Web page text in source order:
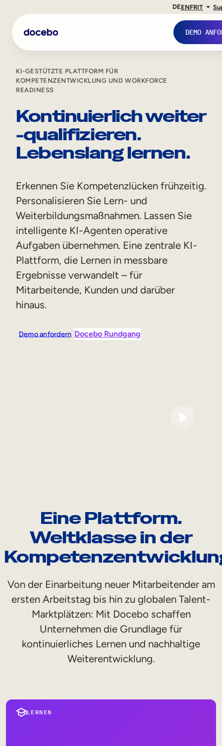
DEENFRIT
DEMO
Onboarding von Mitarbeitern
Mitarbeiterausbildung
Vertriebsschulungen
Compliance-Training
Training für Customer Facing-Teams
Externe Weiterbildung
Partnerschulungen
KI-GESTÜTZTE PLATTFORM FÜR
KOMPETENZENTWICKLUNG UND WORKFORCE
READINESS
Kontinuierlich weiter
-qualifizieren.
Lebenslang lernen.
Erkennen Sie Kompetenzlücken frühzeitig.
Personalisieren Sie Lern- und
Weiterbildungsmaßnahmen. Lassen Sie
intelligente KI-Agenten operative
Aufgaben übernehmen. Eine zentrale KI-
Plattform, die Lernen in messbare
Ergebnisse verwandelt – für
Mitarbeitende, Kunden und darüber
hinaus.
Demo anfordern Docebo Rundgang
Eine Plattform.
Weltklasse in der
Von der Einarbeitung neuer Mitarbeitender am
ersten Arbeitstag bis hin zu globalen Talent-
Marktplätzen: Mit Docebo schaffen
Unternehmen die Grundlage für
kontinuierliches Lernen und nachhaltige
Weiterentwicklung.
LERNEN